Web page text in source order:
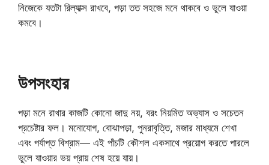
নিজেকে যতটা রিল্যাক্স রাখবে, পড়া তত সহজে মনে থাকবে ও ভুলে যাওয়া
কমবে।
উপসংহার
পড়া মনে রাখার কাজটি কোনো জাদু নয়, বরং নিয়মিত অভ্যাস ও সচেতন
প্রচেষ্টার ফল। মনোযোগ, বোঝাপড়া, পুনরাবৃত্তি, মজার মাধ্যমে শেখা
এবং পর্যাপ্ত বিশ্রাম— এই পাঁচটি কৌশল একসাথে প্রয়োগ করতে পারলে
ভুলে যাওয়ার ভয় প্রায় শেষ হয়ে যায়।